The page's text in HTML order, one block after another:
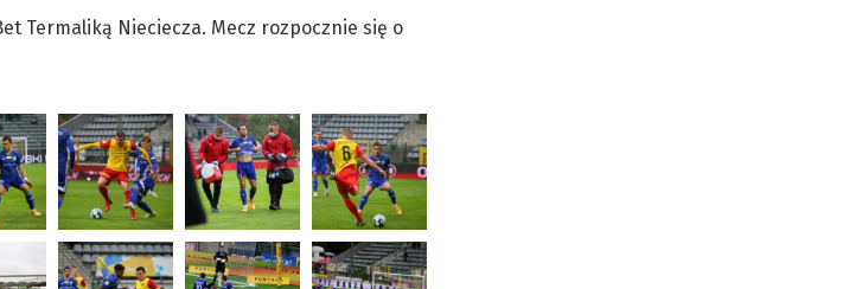
Termaliką Nieciecza. Mecz rozpocznie się o